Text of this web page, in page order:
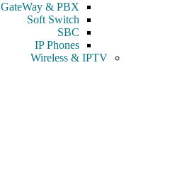
GateWay & PBX
Soft Switch
SBC
IP Phones
Wireless & IPTV